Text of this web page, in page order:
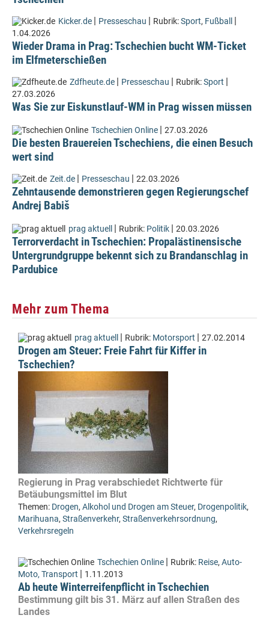
Kicker.de | Presseschau | Rubrik:Sport, Fußball |
1.04.2026
Wieder Drama in Prag: Tschechien bucht WM-Ticket
im Elfmeterschießen
Zdfheute.de | Presseschau | Rubrik:Sport |
27.03.2026
Was Sie zur Eiskunstlauf-WM in Prag wissen müssen
Tschechien Online | 27.03.2026
Die besten Brauereien Tschechiens, die einen Besuch
wert sind
Zeit.de | Presseschau | 22.03.2026
Zehntausende demonstrieren gegen Regierungschef
Andrej Babiš
prag aktuell | Rubrik: Politik | 20.03.2026
Terrorverdacht in Tschechien: Propalästinensische
Untergrundgruppe bekennt sich zu Brandanschlag in
Pardubice
Mehr zum Thema
prag aktuell | Rubrik: Motorsport | 27.02.2014
Drogen am Steuer: Freie Fahrt für Kiffer in
Tschechien?
Regierung in Prag verabschiedet Richtwerte für
Betäubungsmittel im Blut
Themen: Drogen, Alkohol und Drogen am Steuer, Drogenpolitik,
Marihuana, Straßenverkehr, Straßenverkehrsordnung,
Verkehrsregeln
Tschechien Online | Rubrik: Reise, Auto-
Moto, Transport | 1.11.2013
Ab heute Winterreifenpflicht in Tschechien
Bestimmung gilt bis 31. März auf allen Straßen des
Landes